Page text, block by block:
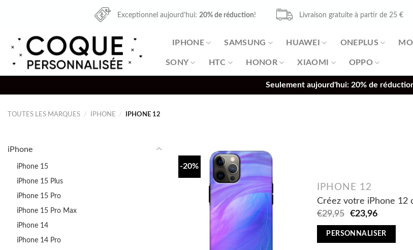
Exceptionnel aujourd'hui:20% de réduction! Livraison gratuite à partir de 25 €
IPHONE SAMSUNG HUAWEI ONEPLUS
SONY HTC HONOR XIAOMI OPPO
Seulement aujourd'hui: 20% de
TOUTES LES MARQUES / IPHONE / IPHONE 12
iPhone
iPhone 15
iPhone 15 Plus
iPhone 15 Pro
iPhone 15 Pro Max
iPhone 14
iPhone 14 Pro
-20%
IPHONE 12
Créez votre iPhone 12
€29,95
Original
was:
€23,96Current
is:
PERSONNALISER